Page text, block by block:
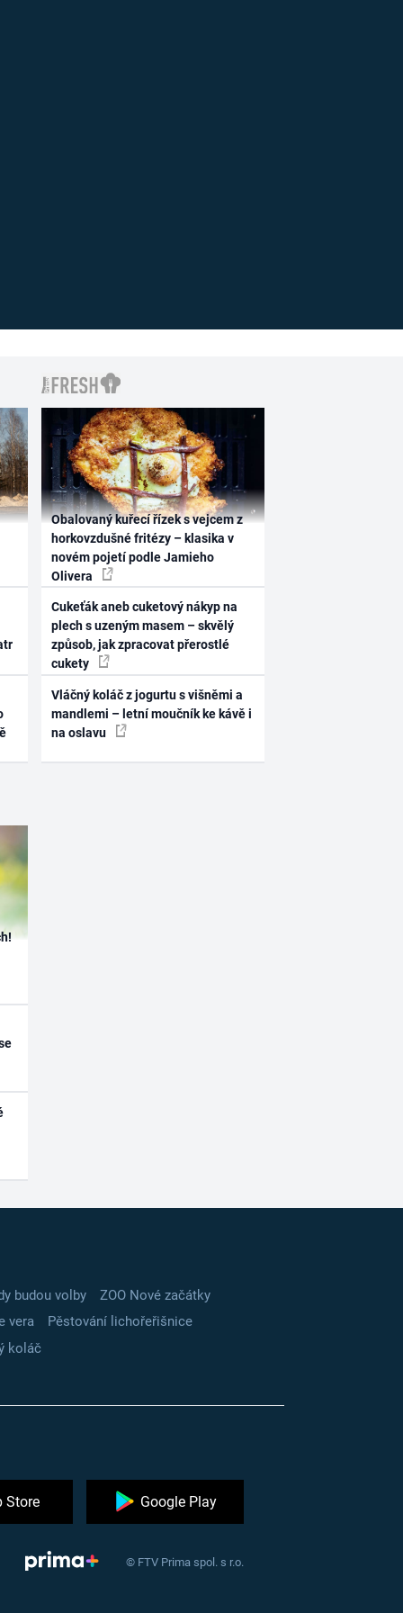
Obalovaný kuřecí řízek s vejcem z
horkovzdušné fritézy – klasika v
novém pojetí podle Jamieho
Olivera
Cukeťák aneb cuketový nákyp na
plech s uzeným masem – skvělý
způsob, jak zpracovat přerostlé
cukety
Vláčný koláč z jogurtu s višněmi a
mandlemi – letní moučník ke kávě i
na oslavu
budou volby
ZOO Nové začátky
vera
Pěstování lichořeřišnice
koláč
Store Google Play
© FTV Prima spol. s r.o.